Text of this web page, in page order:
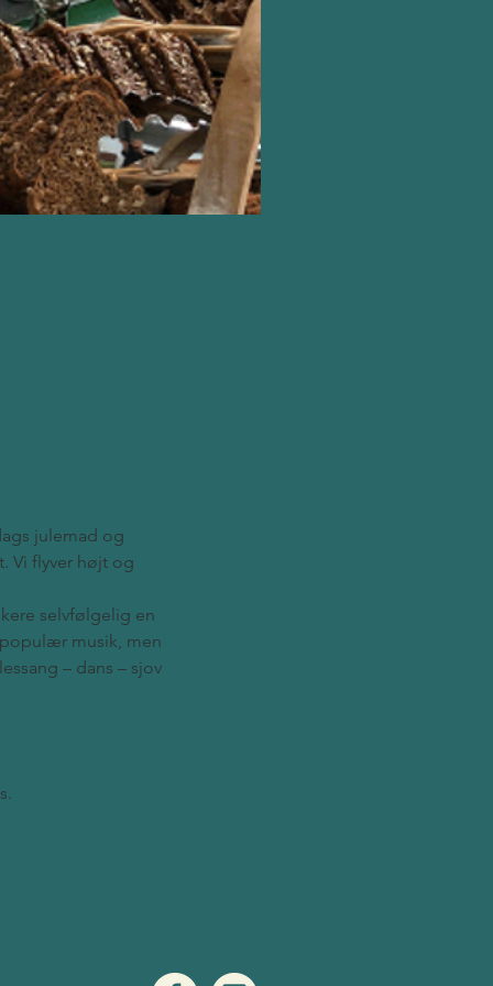
julemad og
Vi flyver højt og
selvfølgelig en
musik, men
– dans – sjov